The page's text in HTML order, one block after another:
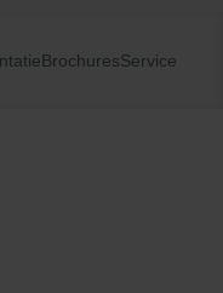
BrochuresService